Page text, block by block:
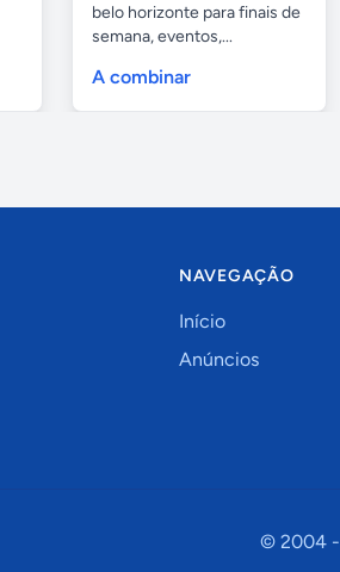
belo horizonte para finais de
semana, eventos,...
A combinar
NAVEGAÇÃO
Início
Anúncios
© 2004 -